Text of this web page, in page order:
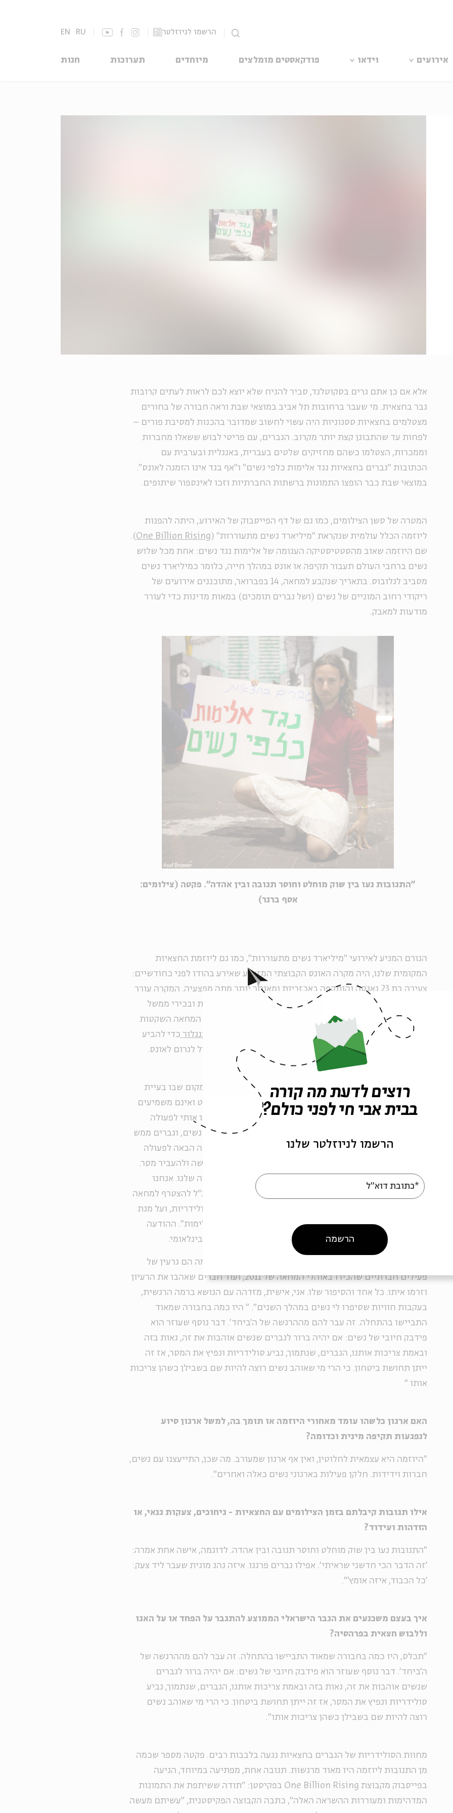
הרשמו לניוזלטר EN RU
אירועים וידאו פודקאסטים מומלצים מיוחדים תערוכות חנות
אלא אם כן אתם גרים בסקוטלנד, סביר להניח שלא יוצא לכם לראות לעתים קרובות
גבר בחצאית. מי שעבר ברחובות תל אביב במוצאי שבת וראה חבורה של בחורים
מצטלמים בחצאיות ססגוניות היה עשוי לחשוב שמדובר בהכנות למסיבת פורים –
לפחות עד שהתבונן קצת יותר מקרוב. הגברים, עם פריטי לבוש ששאלו מחברות
וממכרות, הצטלמו כשהם מחזיקים שלטים בעברית, באנגלית ובערבית עם
הכתובות "גברים בחצאיות נגד אלימות כלפי נשים" ו"אף בגד אינו הזמנה לאונס".
במוצאי שבת כבר הופצו התמונות ברשתות החברתיות וזכו לאינספור שיתופים.
המטרה של סשן הצילומים, כמו גם של דף הפייסבוק של האירוע, היתה להפנות
ליוזמה הכלל עולמית שנקראת "מיליארד נשים מתעוררות" ( One Billion Rising
).
שם היוזמה שאוב מהסטטיסטיקה העגומה של אלימות נגד נשים: אחת מכל שלוש
נשים ברחבי העולם תעבור תקיפה או אונס במהלך חייה, כלומר כמיליארד נשים
מסביב לגלובוס. בתאריך שנקבע למחאה, 14 בפברואר, מתוכננים אירועים של
ריקודי רחוב המוניים של נשים (ושל גברים תומכים) במאות מדינות כדי לעורר
מודעות למאבק.
"התגובות נעו בין שוק מוחלט וחוסר תגובה ובין אהדה". פקטה (צילומים:
אסף ברנר)
הגורם המניע לאירועי "מיליארד נשים מתעוררות", כמו גם ליוזמת החצאיות
המקומית שלנו, היה מקרה האונס הקבוצתי המזעזע שאירע בהודו לפני כחודשיים:
צעירה בת 23 נאנסה והותקפה באכזריות ומאוחר יותר מתה מפצעיה. המקרה עורר
גלי מחאה זועמים והפגנות ענק ברחבי הודו, בעיקר נגד אנשי דת ובכירי ממשל
שניסו לתלות את האשם בקורבנות האונס עצמן. אחת מהפגנות המחאה השקטות
יותר היתה שלחבורת גברים שלבשו חצאיות וצעדו ברחובות בנגלור כדי להביע
הזדהות עם הנשים ולהתנגד לטענות שלפיהן לבוש חושפני יכול לגרום לאונס.
יואב פקטה, 28, מספר כי היתה חסרה לו יוזמה דומה בישראל, מקום שבו בעיית
האלימות נגד נשים נחשבת ל"עניין לפמיניסטיות" וגברים כמעט ואינם משמיעים
את קולם. הוא החליט להרים את הכפפה: "אחת הסיבות שהניעו אותי לפעולה
היתה היעדר אמירה גברית ברורה בנושא. כל השיח היה רק של נשים, וגברים ממש
נמנעים מלדבר על הנושא. זה הפריע לי". התוצאה היתה הקריאה הבאה לפעולה
של האירוע: "אנחנו גברים שהחליטו לעשות מעשה ולהעביר מסר.
לומר בצורה ברורה שאין מקום יותר לאלימות כלפי נשים בחברה שלנו. אנחנו
קוראים לגברים בכל רחבי העולם המזדהים כמונו עם המסר הנ"ל להצטרף למחאה
העולמית ב-14.2, וללבוש במהלך היום פריט לבוש נשי, כאות סולידריות, ועל מנת
להפיץ את המסר: נשים וגברים משלבים ידיים ואומרים לא לאלימות". ההודעה
תורגמה לכמה שפות, בתקווה שהאירוע יתפוס תאוצה ויהפוך לבינלאומי.
לגבי הנפשות הפועלות, יואב מספר: "האנשים שמעורבים ביוזמה הם גרעין של
פעילים חברתיים שהכירו באוהלי המחאה של 2011, ועוד חברים שאהבו את הרעיון
וזרמו איתו. כל אחד והסיפור שלו. אני, אישית, מזדהה עם הנושא ברמה הרגשית,
בעקבות חוויות שסיפרו לי נשים במהלך השנים". " היו כמה בחבורה שמאוד
התביישו בהתחלה. זה עבר להם מההרגשה של ה'ביחד'. דבר נוסף שעוזר הוא
פידבק חיובי של נשים: אם יהיה ברור לגברים שנשים אוהבות את זה, גאות בזה
ובאמת צריכות אותנו, הגברים, שנתמוך, נביע סולידריות ונפיץ את המסר, אז זה
ייתן תחושת ביטחון. כי הרי מי שאוהב נשים רוצה להיות שם בשבילן כשהן צריכות
אותו "
האם ארגון כלשהו עומד מאחורי היוזמה או תומך בה, למשל ארגון סיוע
לנפגעות תקיפה מינית וכדומה?
"היוזמה היא עצמאית לחלוטין, ואין אף ארגון שמעורב. מה שכן, התייעצנו עם נשים,
חברות וידידות. חלקן פעילות בארגוני נשים כאלה ואחרים".
אילו תגובות קיבלתם בזמן הצילומים עם החצאיות - גיחוכים, צעקות גנאי, או
הזדהות ועידוד?
"התגובות נעו בין שוק מוחלט וחוסר תגובה ובין אהדה. לדוגמה, אישה אחת אמרה:
'זה הדבר הכי חדשני שראיתי'. אפילו גברים פרגנו. איזה נהג מונית שעבר ליד צעק:
'כל הכבוד, איזה אומץ'".
איך בעצם משכנעים את הגבר הישראלי הממוצע להתגבר על הפחד או על האגו
וללבוש חצאית בפרהסיה?
"תכלס, היו כמה בחבורה שמאוד התביישו בהתחלה. זה עבר להם מההרגשה של
ה'ביחד'. דבר נוסף שעוזר הוא פידבק חיובי של נשים: אם יהיה ברור לגברים
שנשים אוהבות את זה, גאות בזה ובאמת צריכות אותנו, הגברים, שנתמוך, נביע
סולידריות ונפיץ את המסר, אז זה ייתן תחושת ביטחון. כי הרי מי שאוהב נשים
רוצה להיות שם בשבילן כשהן צריכות אותו".
מחוות הסולידריות של הגברים בחצאיות נגעה בלבבות רבים. פקטה מספר שכמה
מן התגובות ליוזמה היו מאוד מרגשות. תגובה אחת, מפתיעה במיוחד, הגיעה
בפייסבוק מקבוצת One Billion Rising בפקיסטן: "תודה ששיתפת את התמונות
המדהימות ומעוררות ההשראה האלה", כתבה הקבוצה הפקיסטנית, "עשיתם מעשה
רוצים לדעת מה קורה
בבית אבי חי לפני כולם?
הרשמו לניוזלטר שלנו
*כתובת דוא"ל
הרשמה